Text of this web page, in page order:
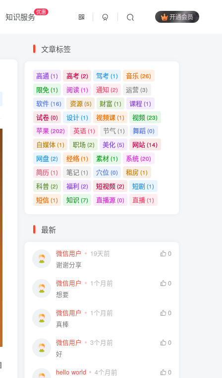
知识服务优惠
开通会员
文章标签
高通 (1) 高考(2) 驾考(1) 音乐 (26)
限免(1) 阅读(1) 通知 (2) 运营(3)
软件(16) 资源(5) 财富 (1) 课程(1)
试卷(0) 设计(1) 视频课(1) 视频(23)
苹果(202) 英语(1) 节气(1) 舞蹈 (0)
自媒体(1) 职场(2) 美化(5) 网站(14)
网盘(2) 经络(1) 素材(1) 系统(20)
简历(1) 笔记 (1) 穴位 (0) 租房 (1)
科普(2) 福利 (2) 短视频(2) 短剧 (1)
短信(1) 知识 (7) 直播源(0) 直播(1)
最新
微信用户 19天前
0
谢谢分享
微信用户 1个月前
0
想要
微信用户 1个月前
0
真棒
微信用户 3个月前
0
好
hello world 4个月前
0